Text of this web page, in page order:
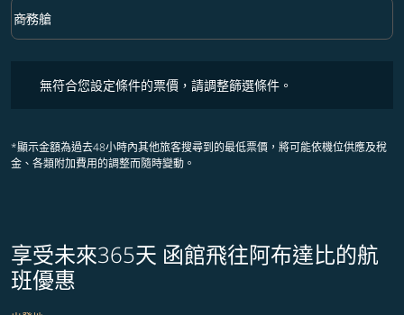
艙等 option 商務艙 Selected
商務艙
keyboard_arrow_down
無符合您設定條件的票價，請調整篩選條件。
*顯示金額為過去48小時內其他旅客搜尋到的最低票價，將可能依機位供應及稅
金、各類附加費用的調整而隨時變動。
享受未來365天 函館飛往阿布達比的航
班優惠